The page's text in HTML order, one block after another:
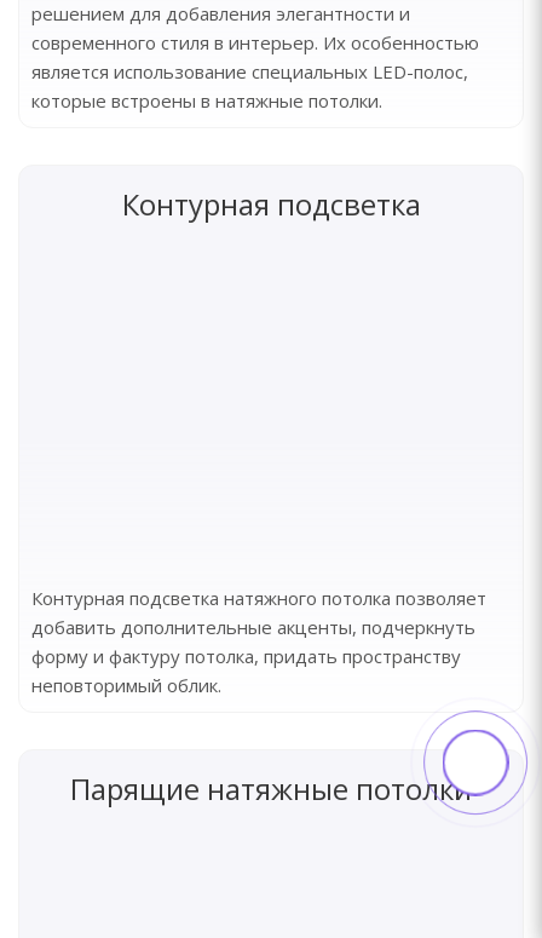
решением для добавления элегантности и
современного стиля в интерьер. Их особенностью
является использование специальных LED-полос,
которые встроены в натяжные потолки.
Контурная подсветка
Контурная подсветка натяжного потолка позволяет
добавить дополнительные акценты, подчеркнуть
форму и фактуру потолка, придать пространству
неповторимый облик.
Парящие натяжные потолки